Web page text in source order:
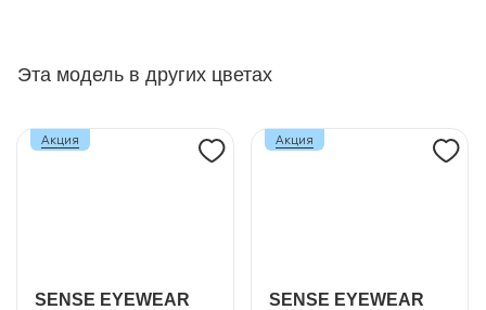
Эта модель в других цветах
SENSE EYEWEAR
Акция
SENSE EYEWEAR
Акция